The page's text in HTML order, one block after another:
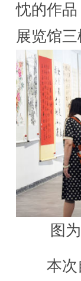
忱的作品
展览馆三
图
本次自